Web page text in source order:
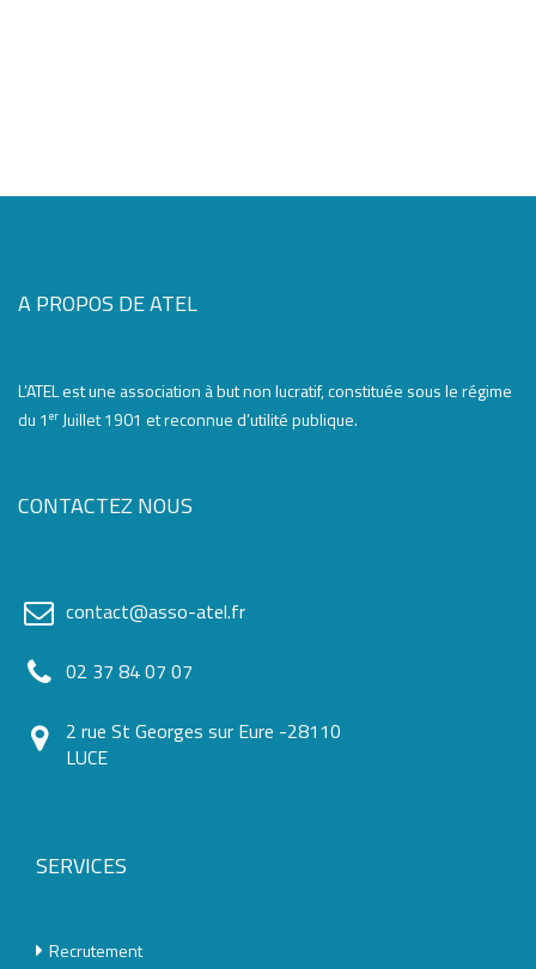
A PROPOS DE ATEL
L’ATEL est une association à but non lucratif, constituée sous le régime
du 1er Juillet 1901 et reconnue d’utilité publique.
CONTACTEZ NOUS
contact@asso-atel.fr
02 37 84 07 07
2 rue St Georges sur Eure -28110
LUCE
SERVICES
Recrutement